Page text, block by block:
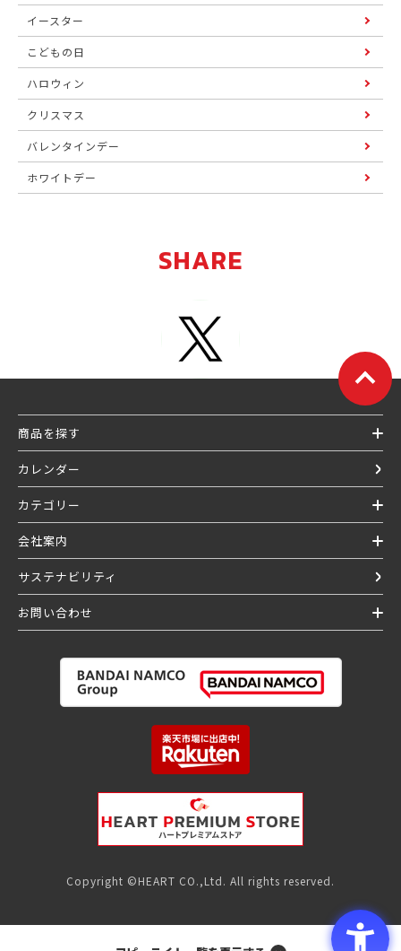
イースター
こどもの日
ハロウィン
クリスマス
バレンタインデー
ホワイトデー
SHARE
商品を探す
カレンダー
カテゴリー
会社案内
サステナビリティ
お問い合わせ
Copyright ©HEART CO.,Ltd. All rights reserved.